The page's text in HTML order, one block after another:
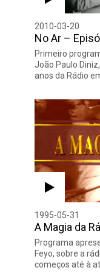
2010-03-20
No Ar –
Primeiro
João Paulo
anos da Rádio
1995-05-31
A Magia da
Programa
Feyo, sobre a
começos até à